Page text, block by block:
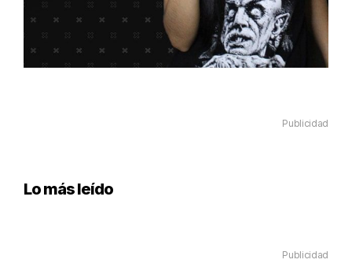
Publicidad
Lo más leído
Publicidad